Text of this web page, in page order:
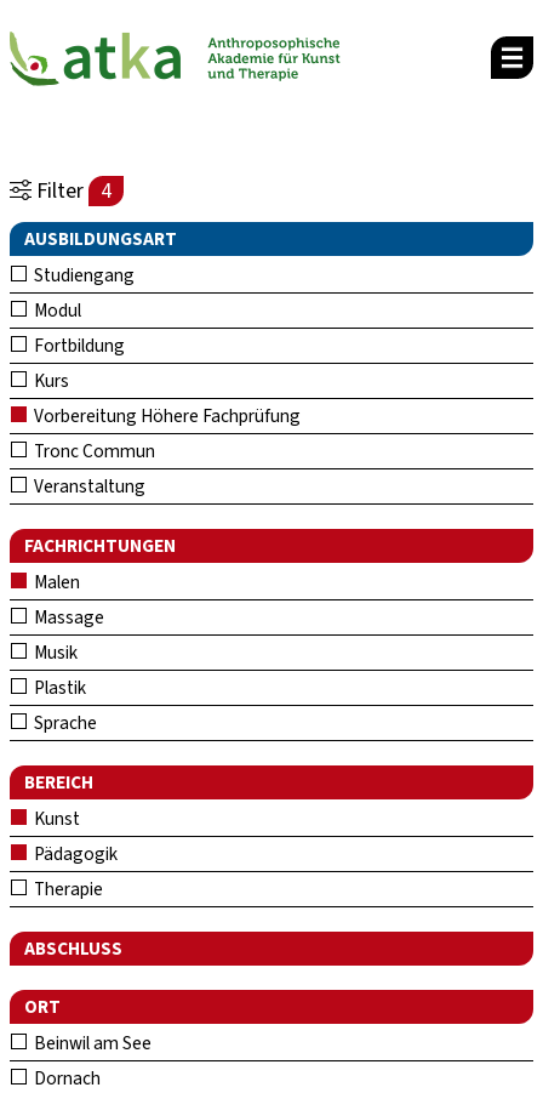
Filter 4
AUSBILDUNGSART
Studiengang
Modul
Fortbildung
Kurs
Vorbereitung Höhere Fachprüfung
Tronc Commun
Veranstaltung
FACHRICHTUNGEN
Malen
Massage
Musik
Plastik
Sprache
BEREICH
Kunst
Pädagogik
Therapie
ABSCHLUSS
ORT
Beinwil am See
Dornach